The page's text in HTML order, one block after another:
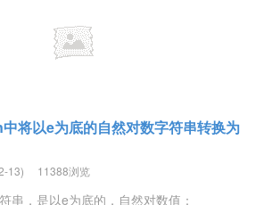
中将以e为底的自然对数字符串转换为
13) 11388浏览
串，是以e为底的，自然对数值：